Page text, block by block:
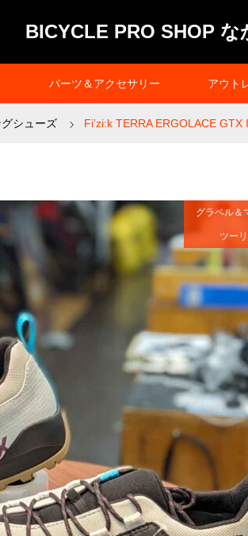
BICYCLE PRO SHOP な
パーツ＆アクセサリー アウト
シューズ Fi’zi:k TERRA ERGOLACE
グラベル＆
ツー